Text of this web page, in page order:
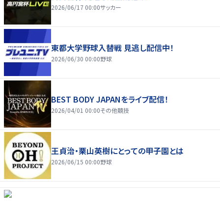
2026/06/17 00:00サッカー
東都大学野球入替戦 見逃し配信中！
2026/06/30 00:00野球
BEST BODY JAPANをライブ配信！
2026/04/01 00:00その他競技
王貞治・栗山英樹にとっての甲子園とは
2026/06/15 00:00野球